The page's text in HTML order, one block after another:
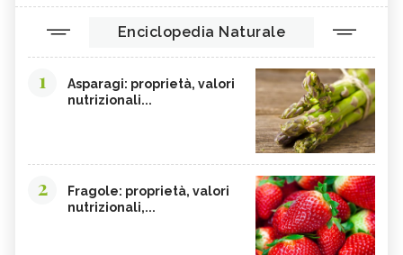
Enciclopedia Naturale
1
Asparagi: proprietà, valori
nutrizionali...
2
Fragole: proprietà, valori
nutrizionali,...